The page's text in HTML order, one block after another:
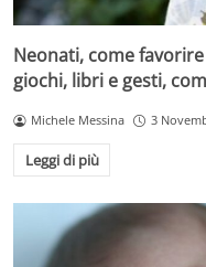
Neonati, come
giochi, libri e gesti,
Michele Messina 3
Leggi di più